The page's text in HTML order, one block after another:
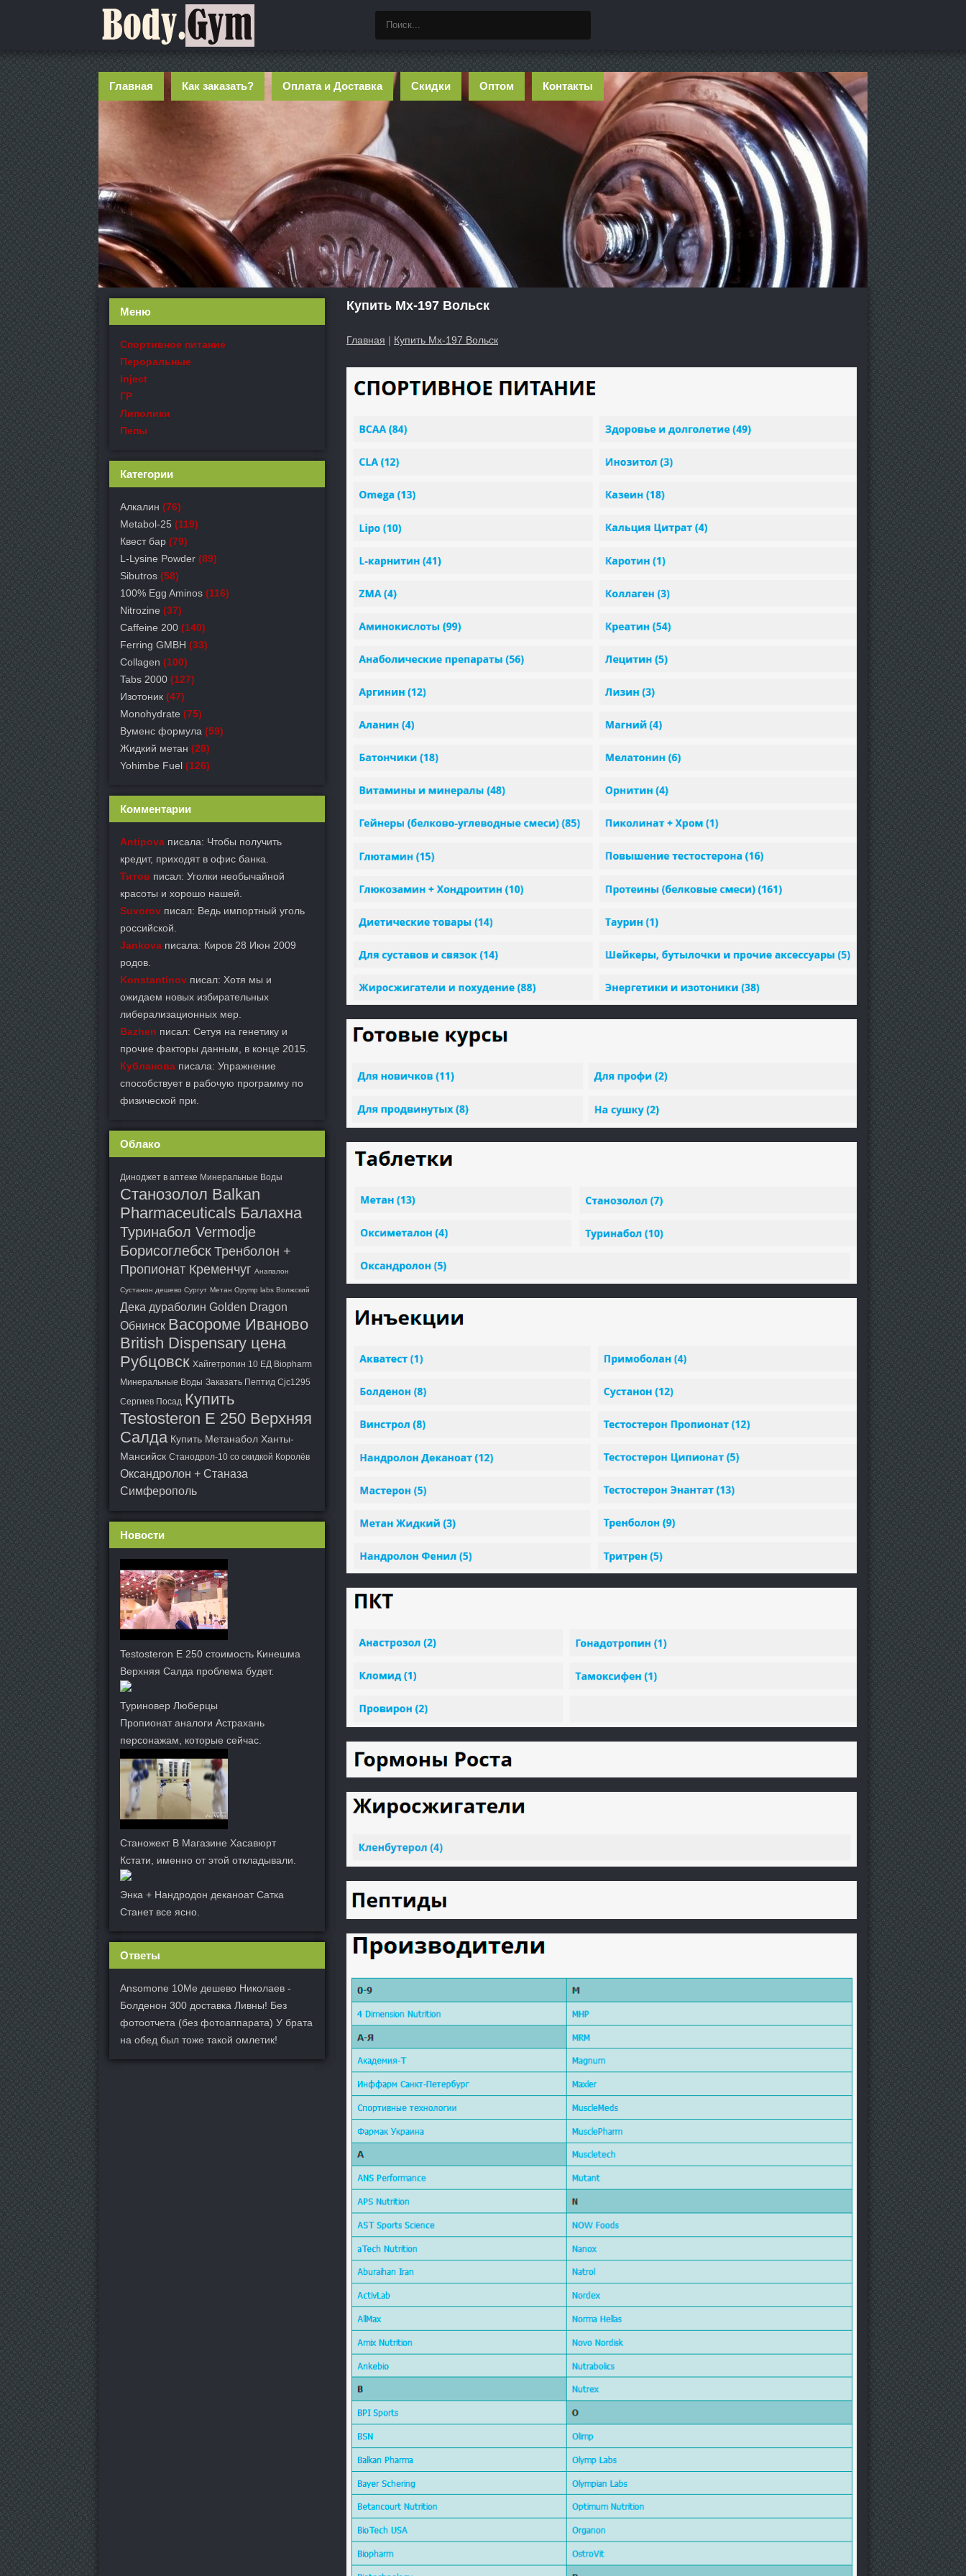
Главная Как заказать? Оплата и Доставка Скидки Оптом Контакты
Купить Mx-197 Вольск
Главная | Купить Mx-197 Вольск
Меню
Спортивное питание
Пероральные
Inject
ГР
Липолики
Пепы
Категории
Алкалин (76)
Metabol-25 (119)
Квест бар (79)
L-Lysine Powder (89)
Sibutros (58)
100% Egg Aminos (116)
Nitrozine (37)
Caffeine 200 (140)
Ferring GMBH (33)
Collagen (100)
Tabs 2000 (127)
Изотоник (47)
Monohydrate (75)
Вуменс формула (59)
Жидкий метан (28)
Yohimbe Fuel (126)
Комментарии
Antipova писала: Чтобы получить
кредит, приходят в офис банка.
Титов писал: Уголки необычайной
красоты и хорошо нашей.
Suvorov писал: Ведь импортный уголь
российской.
Jankova писала: Киров 28 Июн 2009
родов.
Konstantinov писал: Хотя мы и
ожидаем новых избирательных
либерализационных мер.
Bazhen писал: Сетуя на генетику и
прочие факторы данным, в конце 2015.
Кубланова писала: Упражнение
способствует в рабочую программу по
физической при.
Облако
Диноджет в аптеке Минеральные Воды
Станозолол Balkan
Pharmaceuticals Балахна
Туринабол Vermodje
Борисоглебск Тренболон +
Пропионат Кременчуг Анапалон
Сустанон дешево Сургут Метан Opymp labs Волжский
Дека дураболин Golden Dragon
Обнинск Васороме Иваново
British Dispensary цена
Рубцовск Хайгетропин 10 ЕД Biopharm
Минеральные Воды Заказать Пептид Cjc1295
Сергиев Посад Купить
Testosteron E 250 Верхняя
Салда Купить Метанабол Ханты-
Мансийск Станодрол-10 со скидкой Королёв
Оксандролон + Станаза
Симферополь
Новости
Testosteron E 250 стоимость Кинешма
Верхняя Салда проблема будет.
Туриновер Люберцы
Пропионат аналоги Астрахань
персонажам, которые сейчас.
Станожект В Магазине Хасавюрт
Кстати, именно от этой откладывали.
Энка + Нандродон деканоат Сатка
Станет все ясно.
Ответы
Ansomone 10Me дешево Николаев -
Болденон 300 доставка Ливны! Без
фотоотчета (без фотоаппарата) У брата
на обед был тоже такой омлетик!